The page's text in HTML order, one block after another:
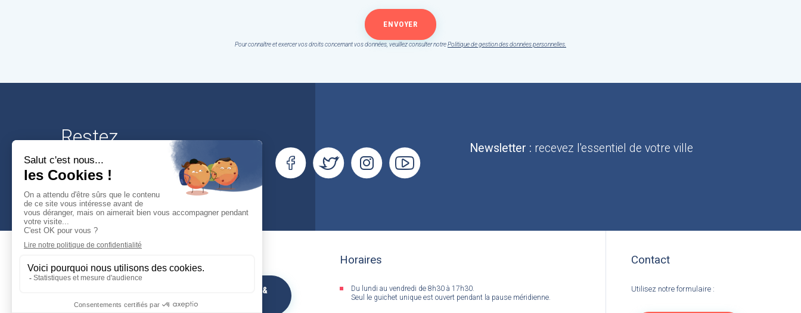
Pour connaître et exercer vos droits concernant vos données, veuillez consulter notrePolitique de gestion des données personnelles.
Restez
connectés Newsletter : recevez l'essentiel de votre ville
Mairie de Cusset
03300 Cusset
PHOTOS &
Horaires
Du lundi au vendredi de 8h30 à 17h30.
Seul le guichet unique est ouvert pendant la pause méridienne.
Contact
Utilisez notre formulaire :